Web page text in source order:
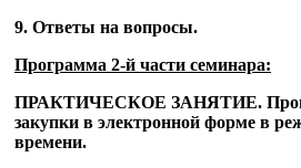
9. Ответы на вопросы.
Программа 2-й части семинара:
ПРАКТИЧЕСКОЕ ЗАНЯТИЕ.
закупки в электронной форме в
времени.